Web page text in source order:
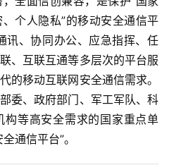
个人隐私”的移动安全通信平
讯、协同办公、应急指挥、任
、互联互通等多层次的平台服
的移动互联网安全通信需求。
委、政府部门、军工军队、科
等高安全需求的国家重点单
通信平台”。